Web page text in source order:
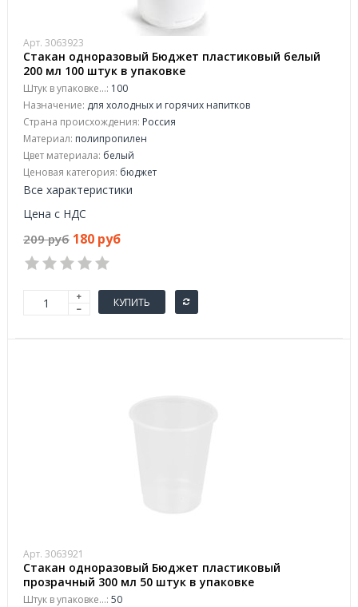
Арт. 3063923
Стакан одноразовый Бюджет пластиковый белый
200 мл 100 штук в упаковке
Штук в упаковке...: 100
Назначение: для холодных и горячих напитков
Страна происхождения: Россия
Материал: полипропилен
Цвет материала: белый
Ценовая категория: бюджет
Все характеристики
Цена с НДС
209 руб 180 руб
КУПИТЬ
Арт. 3063921
Стакан одноразовый Бюджет пластиковый
прозрачный 300 мл 50 штук в упаковке
Штук в упаковке...: 50